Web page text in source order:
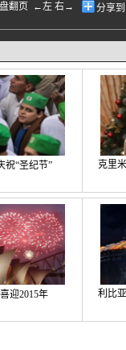
页 ←左 右→ 分享
祝“圣纪节” 克里
迎2015年 利比